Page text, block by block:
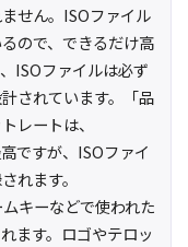
せん。ISOファイル
ので、できるだけ高
ISOファイルは必ず
されています。「品
レートは、
ですが、ISOファイ
れます。
キーなどで使われた
ます。ロゴやテロッ